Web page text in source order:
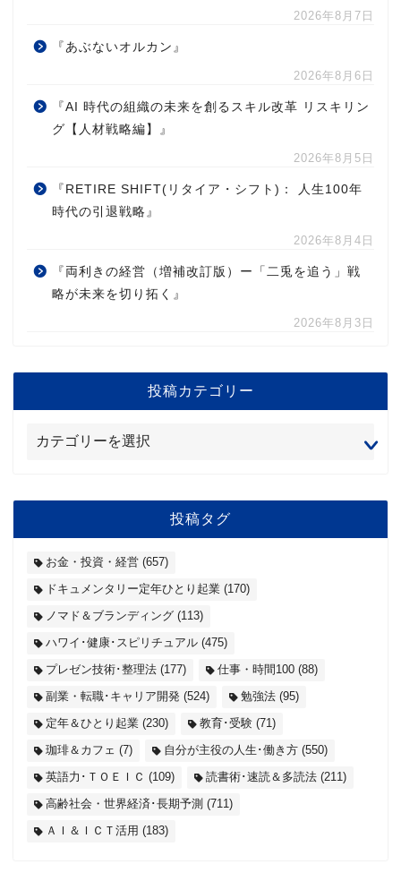
2026年8月7日
『あぶないオルカン』
2026年8月6日
『AI 時代の組織の未来を創るスキル改革 リスキリン
グ【人材戦略編】』
2026年8月5日
『RETIRE SHIFT(リタイア・シフト)： 人生100年
時代の引退戦略』
2026年8月4日
『両利きの経営（増補改訂版）ー「二兎を追う」戦
略が未来を切り拓く』
2026年8月3日
投稿カテゴリー
投稿タグ
お金・投資・経営 (657)
ドキュメンタリー定年ひとり起業 (170)
ノマド＆ブランディング (113)
ハワイ･健康･スピリチュアル (475)
プレゼン技術･整理法 (177) 仕事・時間100 (88)
副業・転職･キャリア開発 (524) 勉強法 (95)
定年＆ひとり起業 (230) 教育･受験 (71)
珈琲＆カフェ (7) 自分が主役の人生･働き方 (550)
英語力･ＴＯＥＩＣ (109) 読書術･速読＆多読法 (211)
高齢社会・世界経済･長期予測 (711)
ＡＩ＆ＩＣＴ活用 (183)